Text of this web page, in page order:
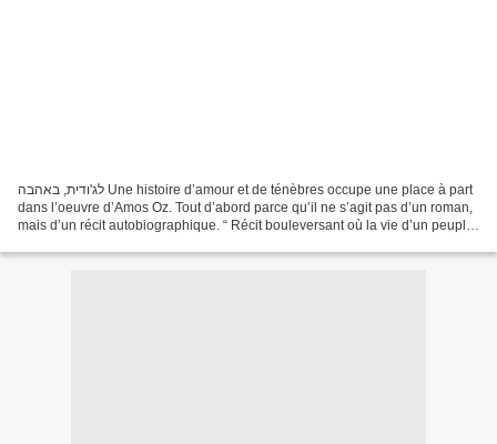
לג'ודית, באהבה Une histoire d’amour et de ténèbres occupe une place à part
dans l’oeuvre d’Amos Oz. Tout d’abord parce qu’il ne s’agit pas d’un roman,
mais d’un récit autobiographique. “ Récit bouleversant où la vie d’un peuple